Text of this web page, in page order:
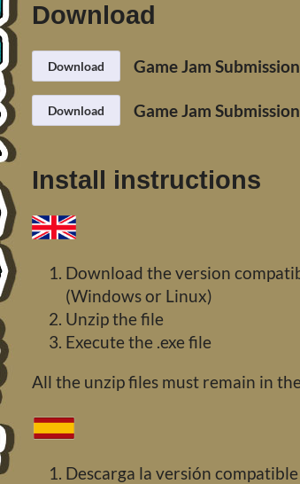
Download
Download Game Jam
Download Game Jam
Install instructions
Download the version
(Windows or Linux)
Unzip the file
Execute the .exe file
All the unzip files must remain in
Descarga la versión